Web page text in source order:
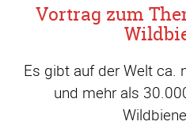
Vortrag zum
Es gibt auf der Welt ca.
und mehr als